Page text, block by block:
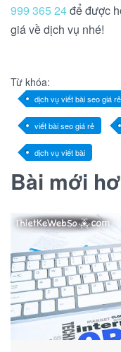
999 365 24để được
giá về dịch vụ nhé!
Từ khóa:
dịch vụ viết bài seo giá rẻ
viết bài seo giá rẻ
dịch vụ viết bài
Bài mới